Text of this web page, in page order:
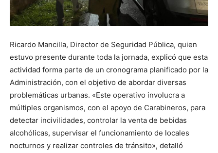
Ricardo Mancilla, Director de Seguridad Pública, quien
estuvo presente durante toda la jornada, explicó que esta
actividad forma parte de un cronograma planificado por la
Administración, con el objetivo de abordar diversas
problemáticas urbanas. «Este operativo involucra a
múltiples organismos, con el apoyo de Carabineros, para
detectar incivilidades, controlar la venta de bebidas
alcohólicas, supervisar el funcionamiento de locales
nocturnos y realizar controles de tránsito», detalló